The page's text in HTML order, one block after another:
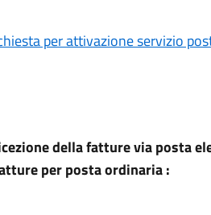
per attivazione servizio
della fatture via posta
per posta ordinaria :